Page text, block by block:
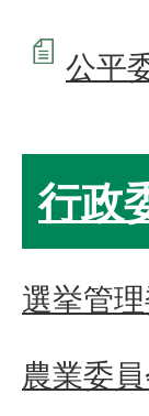
公平
行政
選挙管
農業委